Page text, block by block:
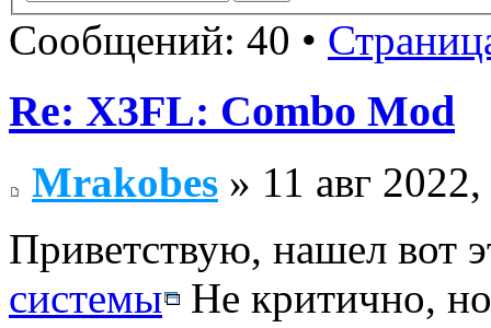
Сообщений: 40 •
Re: X3FL: Combo Mod
Mrakobes » 11 авг
Приветствую, нашел вот
системы
Не критично,